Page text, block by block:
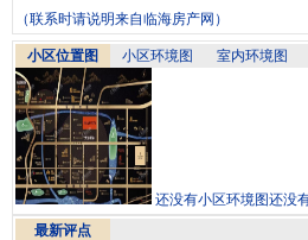
（联系时请说明来自临海房产网 ）
小区位置图 小区环境图 室内环境图
还没有小区环境图还没
最新评点